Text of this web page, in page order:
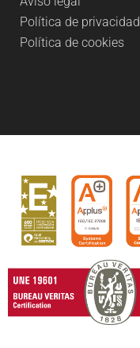
Política de privacidad
Política de cookies